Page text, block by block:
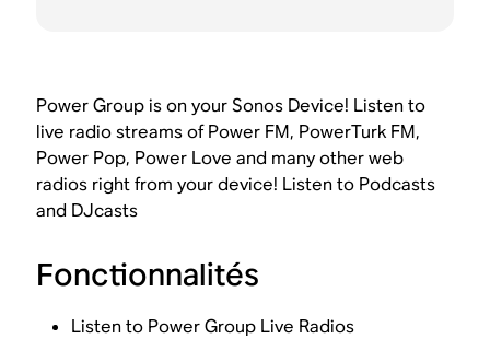
Power Group is on your Sonos Device! Listen to
live radio streams of Power FM, PowerTurk FM,
Power Pop, Power Love and many other web
radios right from your device! Listen to Podcasts
and DJcasts
Fonctionnalités
Listen to Power Group Live Radios